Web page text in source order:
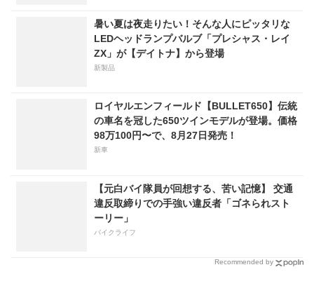
暑い夏は夜走りたい！そんな人にピッタリな
LEDヘッドランプバルブ「プレシャス・レイ
ZX」が【デイトナ】から登場
新製品
ロイヤルエンフィールド【BULLET650】伝統
の車名を冠した650ツインモデルが登場。価格
98万100円〜で、8月27日発売！
新車
【元白バイ隊員が回想する、苦い記憶】 交通
違反取締りでの手強い違反者「ゴネられスト
ーリー」
バイクライフ
Recommended by